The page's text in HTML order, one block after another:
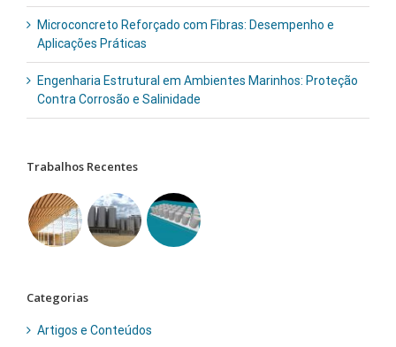
Microconcreto Reforçado com Fibras: Desempenho e
Aplicações Práticas
Engenharia Estrutural em Ambientes Marinhos: Proteção
Contra Corrosão e Salinidade
Trabalhos Recentes
Categorias
Artigos e Conteúdos